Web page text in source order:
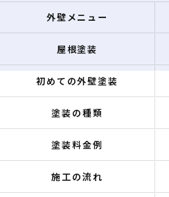
外壁メニュー
屋根塗装
初めての外壁塗装
塗装の種類
塗装料金例
施工の流れ